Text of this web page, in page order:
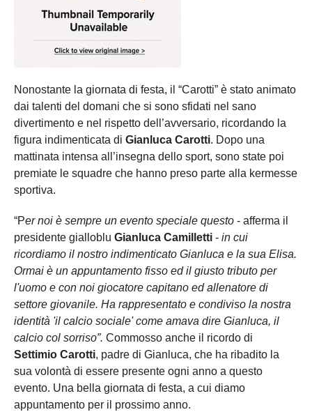
Nonostante la giornata di festa, il “Carotti” è stato animato
dai talenti del domani che si sono sfidati nel sano
divertimento e nel rispetto dell’avversario, ricordando la
figura indimenticata di Gianluca Carotti. Dopo una
mattinata intensa all’insegna dello sport, sono state poi
premiate le squadre che hanno preso parte alla kermesse
sportiva.
“Per noi è sempre un evento speciale questo - afferma il
presidente gialloblu Gianluca Camilletti - in cui
ricordiamo il nostro indimenticato Gianluca e la sua Elisa.
Ormai è un appuntamento fisso ed il giusto tributo per
l'uomo e con noi giocatore capitano ed allenatore di
settore giovanile. Ha rappresentato e condiviso la nostra
identità 'il calcio sociale' come amava dire Gianluca, il
calcio col sorriso”. Commosso anche il ricordo di
Settimio Carotti, padre di Gianluca, che ha ribadito la
sua volontà di essere presente ogni anno a questo
evento. Una bella giornata di festa, a cui diamo
appuntamento per il prossimo anno.